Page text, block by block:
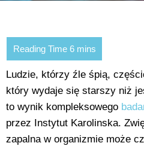
Ludzie, którzy źle śpią,
który wydaje się starszy niż
to wynik kompleksowego
przez Instytut Karolinska.
zapalna w organizmie może